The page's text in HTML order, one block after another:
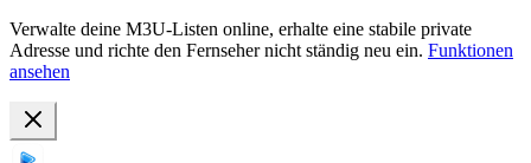
Verwalte deine M3U-Listen online, erhalte eine stabile private
Adresse und richte den Fernseher nicht ständig neu ein. Funktionen
ansehen